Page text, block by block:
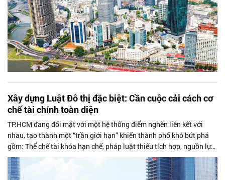
Xây dựng Luật Đô thị đặc biệt: Cần cuộc cải cách cơ
chế tài chính toàn diện
TP.HCM đang đối mặt với một hệ thống điểm nghẽn liên kết với
nhau, tạo thành một “trần giới hạn” khiến thành phố khó bứt phá
gồm: Thể chế tài khóa hạn chế, pháp luật thiếu tích hợp, nguồn lực
đô thị chưa được khai thác đúng mức và bộ máy thực thi chưa theo
kịp yêu cầu phát triển.